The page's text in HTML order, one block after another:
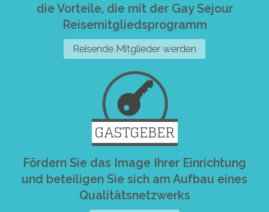
die Vorteile, die mit der Gay Sejour
Reisemitgliedsprogramm
Reisende Mitglieder werden
GASTGEBER
Fördern Sie das Image Ihrer Einrichtung
und beteiligen Sie sich am Aufbau eines
Qualitätsnetzwerks